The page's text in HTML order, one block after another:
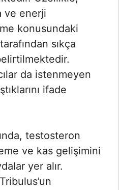
ve enerji
konusundaki
sıkça
da istenmeyen
ifade
testosteron
ve kas gelişimini
yer alır.